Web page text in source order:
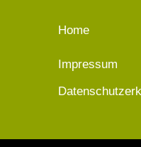
Home
Impressum